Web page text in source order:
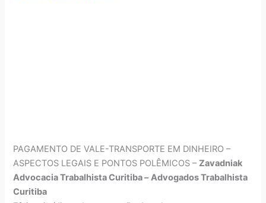
PAGAMENTO DE VALE-TRANSPORTE EM DINHEIRO –
ASPECTOS LEGAIS E PONTOS POLÊMICOS –Zavadniak
Advocacia Trabalhista Curitiba – Advogados Trabalhista
Curitiba